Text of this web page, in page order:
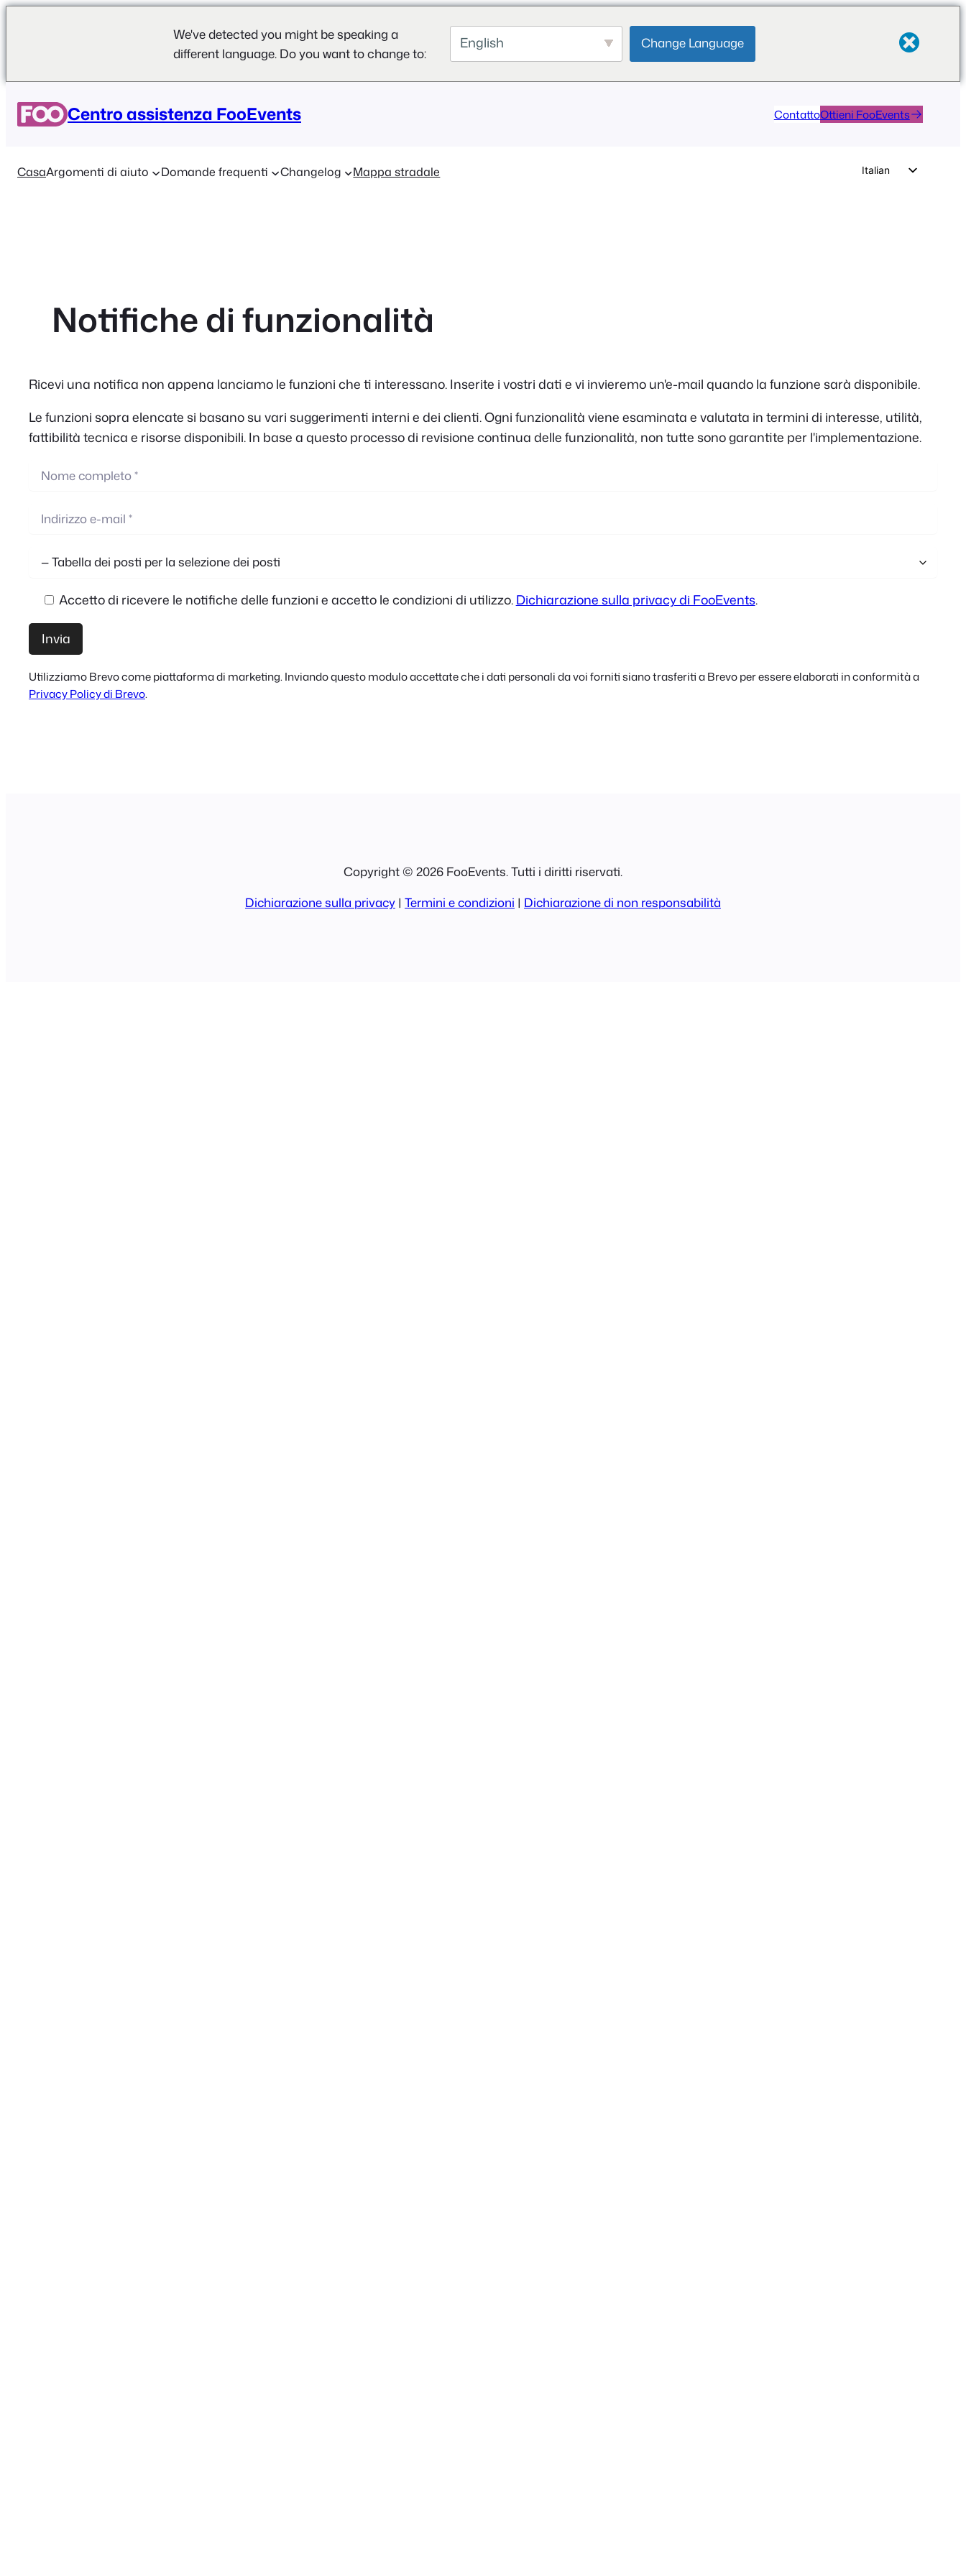
We've detected you might be speaking a
different language. Do you want to change to:
English Change Language
contenuto
Centro assistenza FooEvents ContattoOttieni FooEvents
CasaArgomenti di aiuto Domande frequenti Changelog Mappa stradale
Italian
Greek
Notifiche di funzionalità
Ricevi una notifica non appena lanciamo le funzioni che ti interessano. Inserite i vostri dati e vi invieremo un'e-mail quando la funzione sarà disponibile.
Le funzioni sopra elencate si basano su vari suggerimenti interni e dei clienti. Ogni funzionalità viene esaminata e valutata in termini di interesse, utilità,
fattibilità tecnica e risorse disponibili. In base a questo processo di revisione continua delle funzionalità, non tutte sono garantite per l'implementazione.
Accetto di ricevere le notifiche delle funzioni e accetto le condizioni di utilizzo. Dichiarazione sulla privacy di FooEvents.
Utilizziamo Brevo come piattaforma di marketing. Inviando questo modulo accettate che i dati personali da voi forniti siano trasferiti a Brevo per essere elaborati in conformità a
Privacy Policy di Brevo.
Copyright © 2026 FooEvents. Tutti i diritti riservati.
Dichiarazione sulla privacy | Termini e condizioni | Dichiarazione di non responsabilità